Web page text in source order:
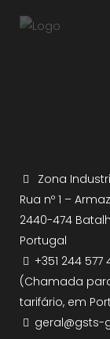
Zona
Rua nº 1 –
2440-474
Portugal
+351 244 577
(Chamada
tarifário, em
geral@gsts-